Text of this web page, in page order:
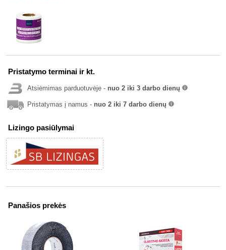
Pristatymo terminai ir kt.
Atsiėmimas parduotuvėje - nuo 2 iki 3 darbo dienų
Pristatymas į namus - nuo 2 iki 7 darbo dienų
Lizingo pasiūlymai
Panašios prekės